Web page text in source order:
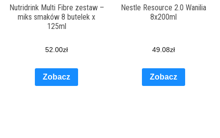
Nutridrink Multi Fibre zestaw –
miks smaków 8 butelek x
125ml
52.00zł
Zobacz
Nestle Resource 2.0 Wanilia
8x200ml
49.08zł
Zobacz